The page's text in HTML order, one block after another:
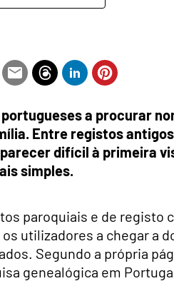
a procurar
Entre registos
difícil à primeira
simples.
paroquiais e de registo
utilizadores a chegar a
Segundo a própria
genealógica em